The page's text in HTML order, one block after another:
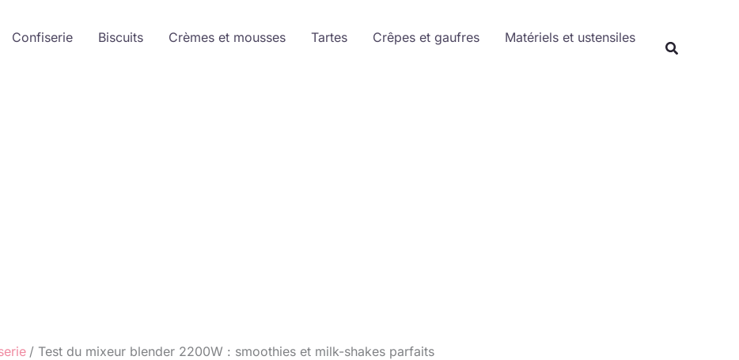
Confiserie Biscuits Crèmes et mousses Tartes Crêpes et gaufres
Matériels et ustensiles
Test du mixeur blender 2200W : smoothies et milk-shakes parfaits